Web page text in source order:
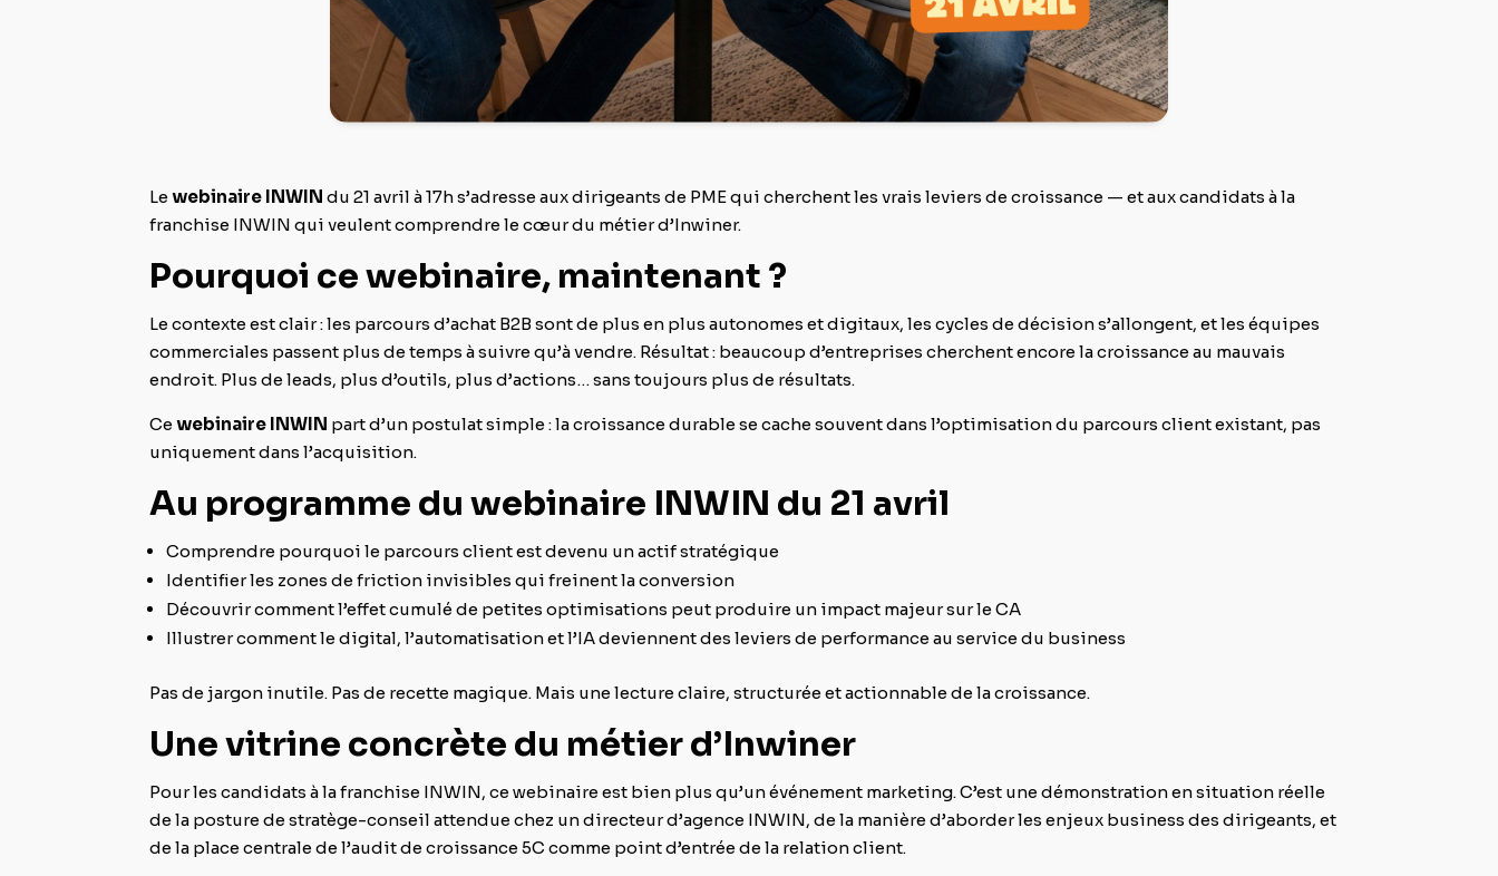
Lewebinaire INWIN du 21 avril à 17h s’adresse aux dirigeants de PME qui cherchent les vrais leviers de croissance — et aux candidats à la
franchise INWIN qui veulent comprendre le cœur du métier d’Inwiner.
Pourquoi ce webinaire, maintenant ?
Le contexte est clair : les parcours d’achat B2B sont de plus en plus autonomes et digitaux, les cycles de décision s’allongent, et les équipes
commerciales passent plus de temps à suivre qu’à vendre. Résultat : beaucoup d’entreprises cherchent encore la croissance au mauvais
endroit. Plus de leads, plus d’outils, plus d’actions… sans toujours plus de résultats.
Cewebinaire INWIN part d’un postulat simple : la croissance durable se cache souvent dans l’optimisation du parcours client existant, pas
uniquement dans l’acquisition.
Au programme du webinaire INWIN du 21 avril
Comprendre pourquoi le parcours client est devenu un actif stratégique
Identifier les zones de friction invisibles qui freinent la conversion
Découvrir comment l’effet cumulé de petites optimisations peut produire un impact majeur sur le CA
Illustrer comment le digital, l’automatisation et l’IA deviennent des leviers de performance au service du business
Pas de jargon inutile. Pas de recette magique. Mais une lecture claire, structurée et actionnable de la croissance.
Une vitrine concrète du métier d’Inwiner
Pour les candidats à la franchise INWIN, ce webinaire est bien plus qu’un événement marketing. C’est une démonstration en situation réelle
de la posture de stratège-conseil attendue chez un directeur d’agence INWIN, de la manière d’aborder les enjeux business des dirigeants, et
de la place centrale de l’audit de croissance 5C comme point d’entrée de la relation client.